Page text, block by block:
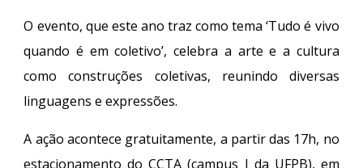
O evento, que este ano traz como tema ‘Tudo é vivo
quando é em coletivo’, celebra a arte e a cultura
como construções coletivas, reunindo diversas
linguagens e expressões.
A ação acontece gratuitamente, a partir das 17h, no
estacionamento do CCTA (campus I da UFPB), em